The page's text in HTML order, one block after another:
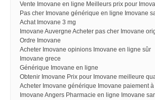
Vente Imovane en ligne Meilleurs prix pour
Pas cher Imovane générique en ligne Imovane
Achat Imovane 3 mg
Imovane Auvergne Acheter pas cher Imovane
Ordre Imovane
Acheter Imovane opinions Imovane en ligne sûr
Imovane grece
Générique Imovane en ligne
Obtenir Imovane Prix pour Imovane meilleure
Acheter Imovane générique Imovane paiement
Imovane Angers Pharmacie en ligne Imovane